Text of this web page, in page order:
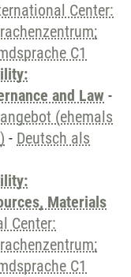
Center:
C1
and Law -
(ehemals
- Deutsch als
Materials
Center:
C1